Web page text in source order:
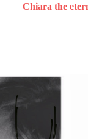
Chiara the